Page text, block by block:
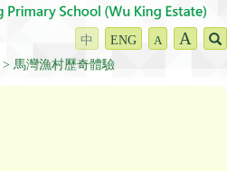
中 ENG A A
馬灣漁村歷奇體驗